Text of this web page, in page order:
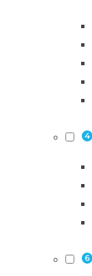
4
6